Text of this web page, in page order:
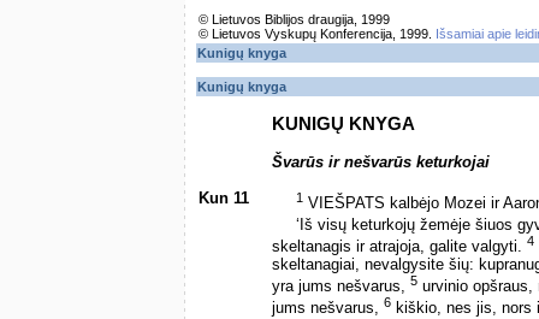
© Lietuvos Biblijos draugija, 1999
© Lietuvos Vyskupų Konferencija, 1999.
Išsamiai apie
Kunigų knyga
Kunigų knyga
KUNIGŲ KNYGA
Švarūs ir nešvarūs keturkojai
Kun 11 1 VIEŠPATS kalbėjo Mozei ir
‘Iš visų keturkojų žemėje šiuos
skeltanagis ir atrajoja, galite valgyti. 4
skeltanagiai, nevalgysite šių:
yra jums nešvarus, 5 urvinio
jums nešvarus, 6 kiškio, nes jis, nors